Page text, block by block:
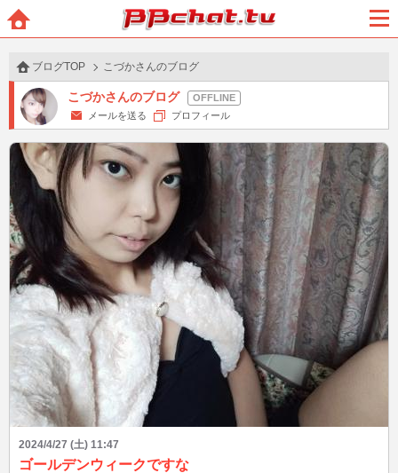
BBchatTV
ブログTOP こづかさんのブログ
こづかさんのブログ
メールを送る プロフィール
2024/4/27 (土) 11:47
ゴールデンウィークですな